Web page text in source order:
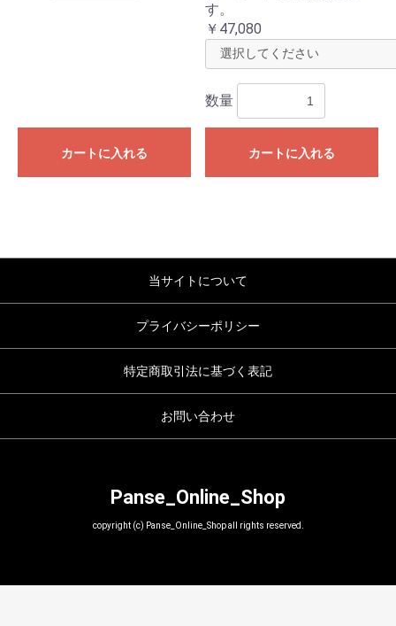
カートに入れる
す。
￥47,080
数量
カートに入れる
カートへ進む
当サイトについて
プライバシーポリシー
特定商取引法に基づく表記
お問い合わせ
Panse_Online_Shop
copyright (c) Panse_Online_Shop all rights reserved.